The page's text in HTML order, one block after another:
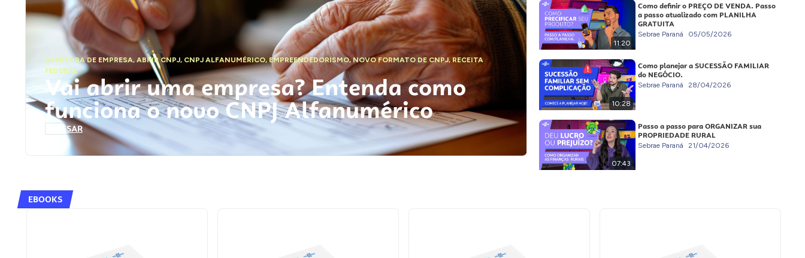
ABERTURA DE EMPRESA,ABRIR CNPJ, CNPJ ALFANUMÉRICO, EMPREENDEDORISMO,NOVO FORMATO DE CNPJ,RECEITA
FEDERAL
Vai abrir uma empresa? Entenda como
funciona o novo CNPJ Alfanumérico
ACESSAR
11:20
Como definir o PREÇO DE VENDA. Passo
a passo atualizado com PLANILHA
GRATUITA
Sebrae Paraná 05/05/2026
10:28
Como planejar a SUCESSÃO FAMILIAR
do NEGÓCIO.
Sebrae Paraná 28/04/2026
07:43
Passo a passo para ORGANIZAR sua
PROPRIEDADE RURAL
Sebrae Paraná 21/04/2026
EBOOKS